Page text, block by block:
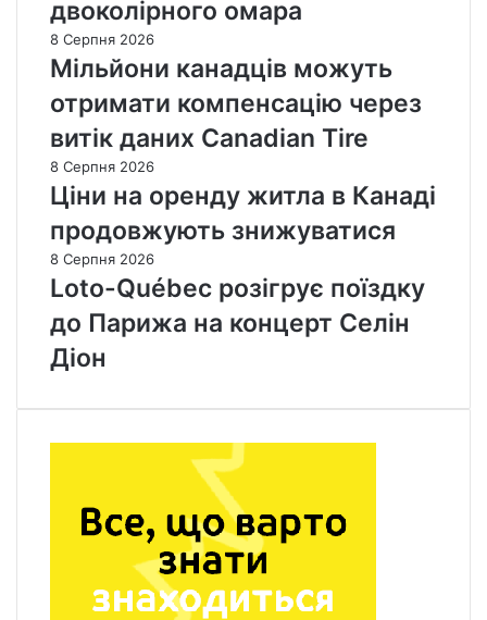
двоколірного омара
8 Серпня 2026
Мільйони канадців можуть
отримати компенсацію через
витік даних Canadian Tire
8 Серпня 2026
Ціни на оренду житла в Канаді
продовжують знижуватися
8 Серпня 2026
Loto-Québec розігрує поїздку
до Парижа на концерт Селін
Діон